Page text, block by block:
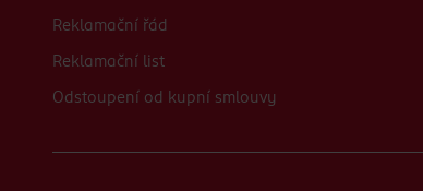
Reklamační řád
Reklamační list
Odstoupení od kupní smlouvy